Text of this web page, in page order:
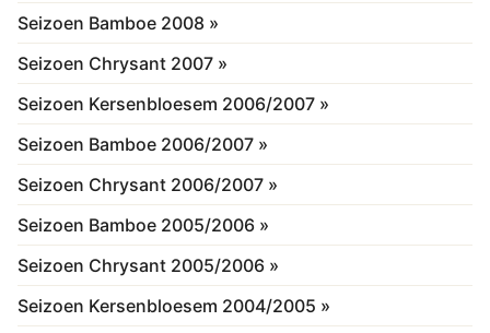
Seizoen Bamboe 2008 »
Seizoen Chrysant 2007 »
Seizoen Kersenbloesem 2006/2007 »
Seizoen Bamboe 2006/2007 »
Seizoen Chrysant 2006/2007 »
Seizoen Bamboe 2005/2006 »
Seizoen Chrysant 2005/2006 »
Seizoen Kersenbloesem 2004/2005 »